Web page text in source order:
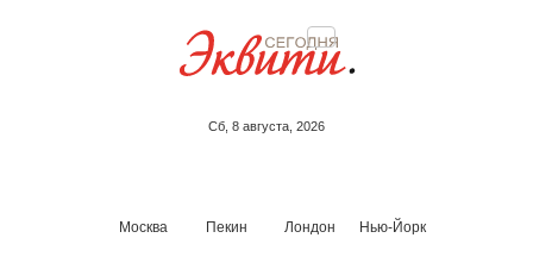
Сб, 8 августа, 2026
Москва Пекин Лондон Нью-Йорк